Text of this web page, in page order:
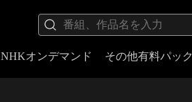
NHKオンデマンド その他有料パック